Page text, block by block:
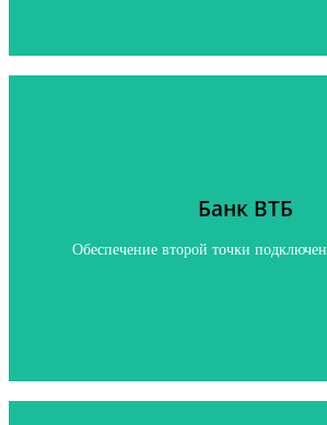
Банк ВТБ
Обеспечение второй точки
Обеспечение второй точки